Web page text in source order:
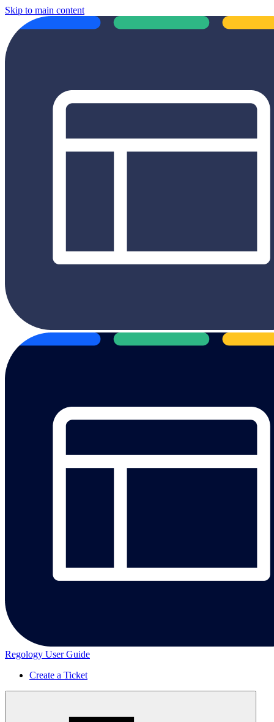
Skip to main content
Regology User Guide
Create a Ticket